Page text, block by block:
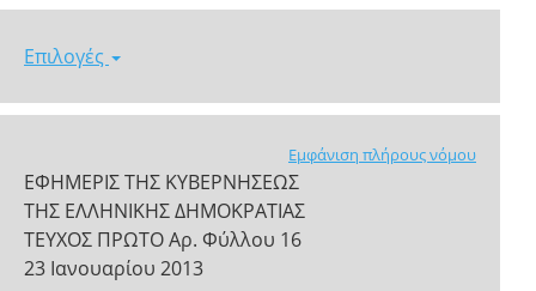
Επιλογές
Εμφάνιση πλήρους νόμου
ΕΦΗΜΕΡΙΣ ΤΗΣ ΚΥΒΕΡΝΗΣΕΩΣ
ΤΗΣ ΕΛΛΗΝΙΚΗΣ ΔΗΜΟΚΡΑΤΙΑΣ
ΤΕΥΧΟΣ ΠΡΩΤΟ Αρ. Φύλλου 16
23 Ιανουαρίου 2013